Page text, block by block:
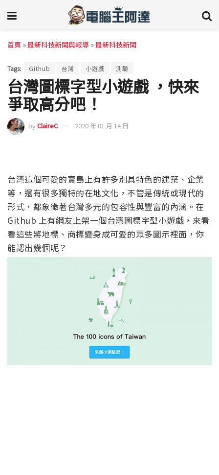
首頁 »最新科技新聞與報導 »最新科技新聞
Tags: Github 台灣 小遊戲 測驗
台灣圖標字型小遊戲 ，快來
爭取高分吧！
byClaireC 2020 年 01 月 14 日
台灣這個可愛的寶島上有許多別具特色的建築、企業
等，還有很多獨特的在地文化，不管是傳統或現代的
形式，都象徵著台灣多元的包容性與豐富的內涵。在
Github 上有網友上架一個台灣圖標字型小遊戲，來看
看這些將地標、商標變身成可愛的眾多圖示裡面，你
能認出幾個呢？